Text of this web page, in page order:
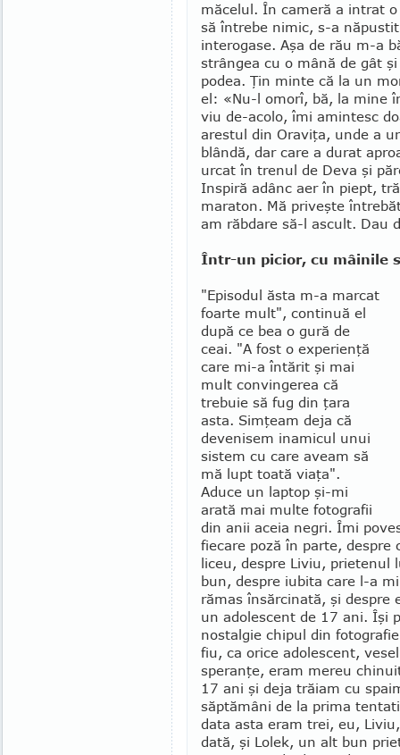
măcelul. În cameră a intrat
să întrebe nimic, s-a
intero­gase. Aşa de rău m-a
strângea cu o mână de gât
podea. Ţin minte că la un
el: «Nu-l omorî, bă, la mine
viu de-acolo, îmi amintesc
arestul din Oraviţa, unde a
blândă, dar care a durat
urcat în trenul de Deva şi
Inspiră adânc aer în piept,
maraton. Mă priveşte
am răbdare să-l ascult. Dau
Într-un picior, cu mâinile
"Episodul ăsta m-a marcat
foarte mult", conti­nuă el
după ce bea o gură de
ceai. "A fost o expe­rienţă
care mi-a întărit şi mai
mult convingerea că
trebuie să fug din ţara
asta. Simţeam deja că
deve­nisem inamicul unui
sistem cu care aveam să
mă lupt toată viaţa".
Aduce un laptop şi-mi
arată mai multe fotografii
din anii aceia negri. Îmi
fie­care poză în parte, despre
liceu, despre Liviu, prietenul
bun, despre iubita care l-a
rămas însărcinată, şi despre
un adolescent de 17 ani. Îşi
nostalgie chipul din
fiu, ca orice adoles­cent,
speranţe, eram mereu
17 ani şi deja trăiam cu
săptămâni de la prima
data asta eram trei, eu,
dată, şi Lolek, un alt bun